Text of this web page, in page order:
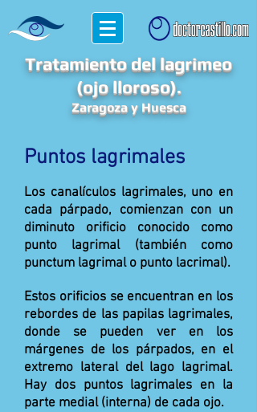
Tratamiento del lagrimeo
(ojo lloroso).
Zaragoza y Huesca
Puntos lagrimales
Los canalículos lagrimales, uno en
cada párpado, comienzan con un
diminuto orificio conocido como
punto lagrimal (también como
punctum lagrimal o punto lacrimal).
Estos orificios se encuentran en los
rebordes de las papilas lagrimales,
donde se pueden ver en los
márgenes de los párpados, en el
extremo lateral del lago lagrimal.
Hay dos puntos lagrimales en la
parte medial (interna) de cada ojo.